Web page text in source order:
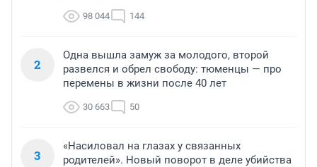
98 044 144
2
Одна вышла замуж за молодого, второй
развелся и обрел свободу: тюменцы — про
перемены в жизни после 40 лет
30 663 50
3
«Насиловал на глазах у связанных
родителей». Новый поворот в деле убийства